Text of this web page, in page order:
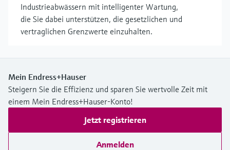
Industrieabwässern mit intelligenter Wartung,
die Sie dabei unterstützen, die gesetzlichen und
vertraglichen Grenzwerte einzuhalten.
Mein Endress+Hauser
Steigern Sie die Effizienz und sparen Sie wertvolle Zeit mit
einem Mein Endress+Hauser-Konto!
Jetzt registrieren
Anmelden